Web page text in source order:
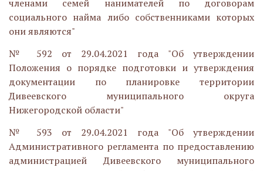
членами семей нанимателей по договорам
социального найма либо собственниками которых
они являются"
№ 592 от 29.04.2021 года "Об утверждении
Положения о порядке подготовки и утверждения
документации по планировке территории
Дивеевского муниципального округа
Нижегородской области"
№ 593 от 29.04.2021 года "Об утверждении
Административного регламента по предоставлению
администрацией Дивеевского муниципального